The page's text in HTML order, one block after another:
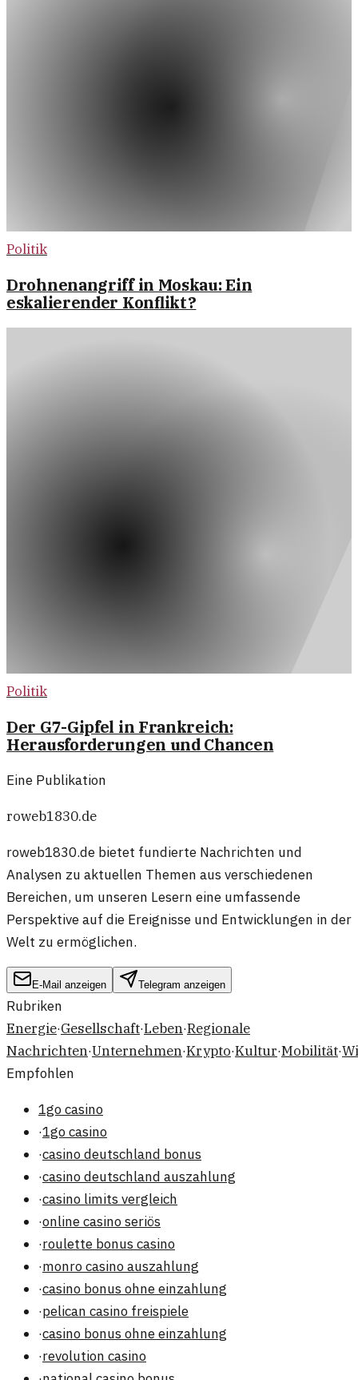
Politik
Drohnenangriff in Moskau: Ein
eskalierender Konflikt?
Politik
Der G7-Gipfel in Frankreich:
Herausforderungen und Chancen
Eine Publikation
roweb1830.de
roweb1830.de bietet fundierte Nachrichten und
Analysen zu aktuellen Themen aus verschiedenen
Bereichen, um unseren Lesern eine umfassende
Perspektive auf die Ereignisse und Entwicklungen in der
Welt zu ermöglichen.
E-Mail anzeigen Telegram anzeigen
Rubriken
Energie·Gesellschaft·Leben·Regionale
Nachrichten·Unternehmen·Krypto·Kultur·Mobilität·
Empfohlen
1go casino
·1go casino
·casino deutschland bonus
·casino deutschland auszahlung
·casino limits vergleich
·online casino seriös
·roulette bonus casino
·monro casino auszahlung
·casino bonus ohne einzahlung
·pelican casino freispiele
·casino bonus ohne einzahlung
·revolution casino